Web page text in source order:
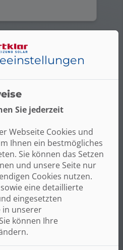
- Sie planen die
den Umbau
Sie von
Kompetenz in
Sie jederzeit
Webseite Cookies und
Ihnen ein bestmögliches
Sie können das Setzen
und unsere Seite nur
Cookies nutzen.
eine detaillierte
eingesetzten
in unserer
können Ihre